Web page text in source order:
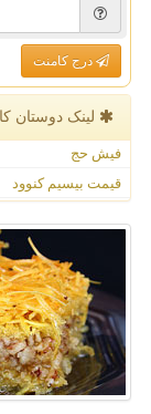
درج کامنت
لینک دوستان
فیش حج
قیمت بیسیم کنوود